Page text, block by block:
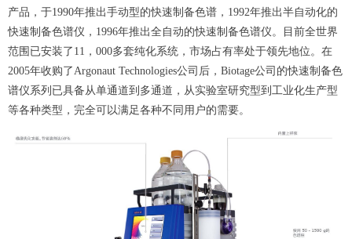
产品，于1990年推出手动型的快速制备色谱，1992年推出半自动化的
快速制备色谱仪，1996年推出全自动的快速制备色谱仪。目前全世界
范围已安装了11，000多套纯化系统，市场占有率处于领先地位。在
2005年收购了Argonaut Technologies公司后，Biotage公司的快速制备色
谱仪系列已具备从单通道到多通道，从实验室研究型到工业化生产型
等各种类型，完全可以满足各种不同用户的需要。